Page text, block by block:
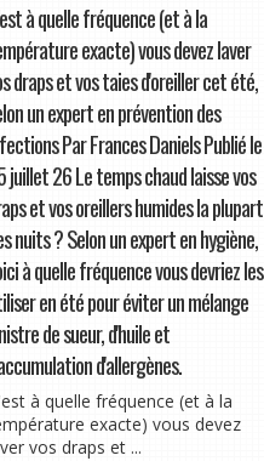
à quelle fréquence (et à la
exacte) vous devez laver
draps et vos taies d'oreiller cet été,
un expert en prévention des
Par Frances Daniels Publié le
juillet 26 Le temps chaud laisse vos
et vos oreillers humides la plupart
nuits ? Selon un expert en hygiène,
à quelle fréquence vous devriez les
en été pour éviter un mélange
de sueur, d'huile et
d'allergènes.
à quelle fréquence (et à la
exacte) vous devez
vos draps et ...